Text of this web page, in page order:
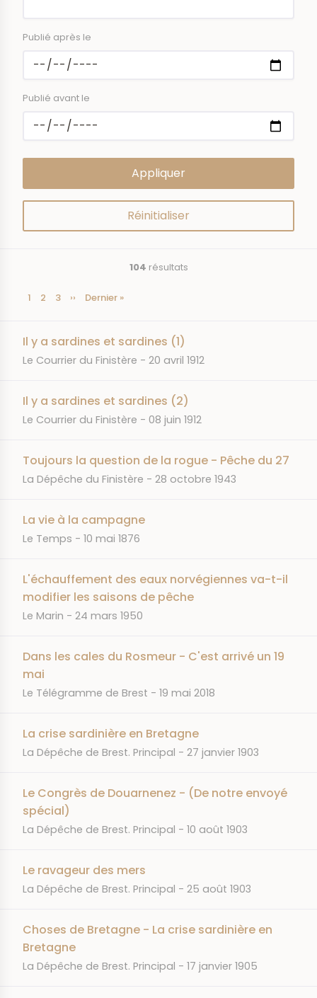
Publié après le
Publié avant le
104 résultats
Pagination
Page
1 Page
2 Page
3
Page
››
Dernière
Dernier »
Il y a sardines et sardines (1)
JOURNAL
Le Courrier du Finistère DATE
20 avril 1912
Il y a sardines et sardines (2)
JOURNAL
Le Courrier du Finistère DATE
08 juin 1912
Toujours la question de la rogue - Pêche du 27
JOURNAL
La Dépêche du Finistère DATE
28 octobre 1943
La vie à la campagne
JOURNAL
Le Temps DATE
10 mai 1876
L'échauffement des eaux norvégiennes va-t-il
modifier les saisons de pêche
JOURNAL
Le Marin DATE
24 mars 1950
Dans les cales du Rosmeur - C'est arrivé un 19
mai
JOURNAL
Le Télégramme de Brest DATE
19 mai 2018
La crise sardinière en Bretagne
JOURNAL
La Dépêche de Brest. Principal DATE
27 janvier 1903
Le Congrès de Douarnenez - (De notre envoyé
spécial)
JOURNAL
La Dépêche de Brest. Principal DATE
10 août 1903
Le ravageur des mers
JOURNAL
La Dépêche de Brest. Principal DATE
25 août 1903
Choses de Bretagne - La crise sardinière en
Bretagne
JOURNAL
La Dépêche de Brest. Principal DATE
17 janvier 1905